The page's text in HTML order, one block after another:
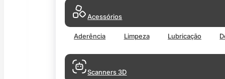
Acessórios
Aderência Limpeza Lubricação
Scanners 3D